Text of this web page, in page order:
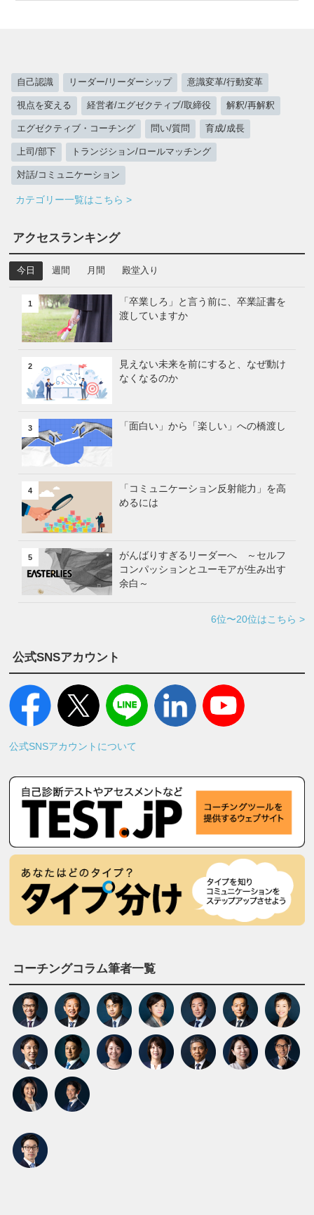
自己認識 リーダー/リーダーシップ 意識変革/行動変革
視点を変える 経営者/エグゼクティブ/取締役 解釈/再解釈
エグゼクティブ・コーチング 問い/質問 育成/成長
上司/部下 トランジション/ロールマッチング
対話/コミュニケーション
カテゴリー一覧はこちら >
アクセスランキング
今日 週間 月間 殿堂入り
1
「卒業しろ」と言う前に、卒業証書を
渡していますか
2
見えない未来を前にすると、なぜ動け
なくなるのか
3 「面白い」から「楽しい」への橋渡し
4
「コミュニケーション反射能力」を高
めるには
5
がんばりすぎるリーダーへ ～セルフ
コンパッションとユーモアが生み出す
余白～
6位〜20位はこちら >
公式SNSアカウント
公式SNSアカウントについて
コーチングコラム筆者一覧